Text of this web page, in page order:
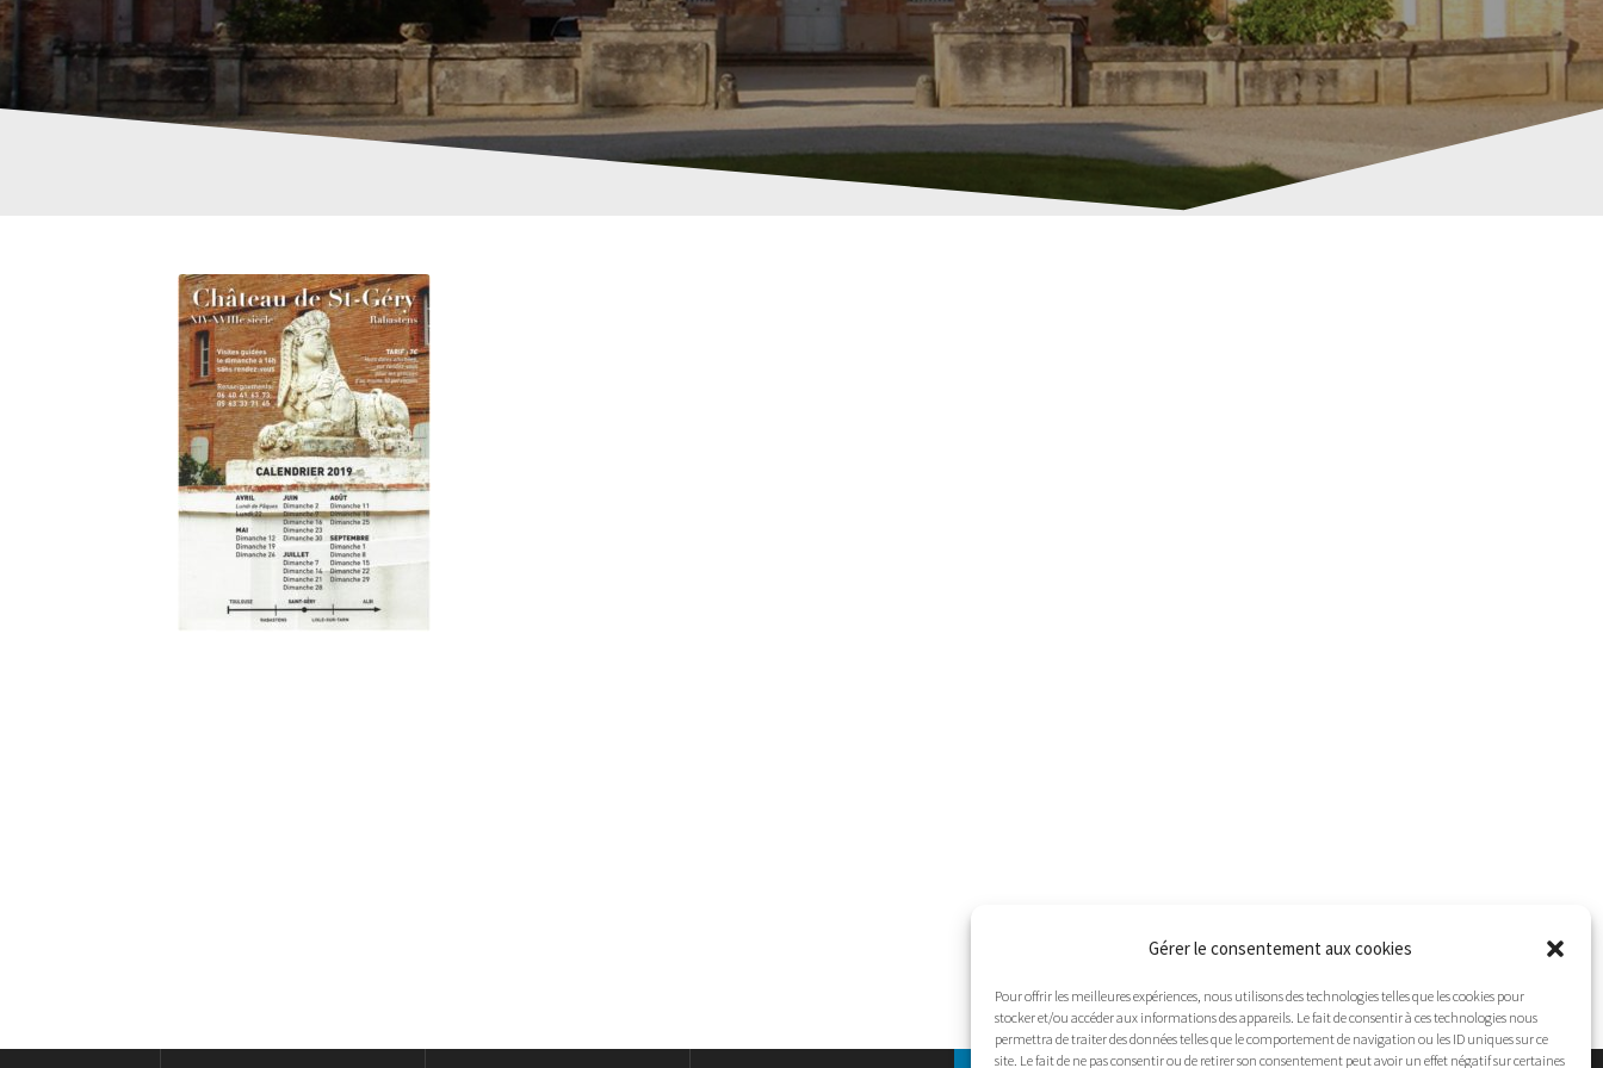
Gérer le consentement aux cookies
Pour offrir les meilleures expériences, nous utilisons des technologies telles que les cookies pour
stocker et/ou accéder aux informations des appareils. Le fait de consentir à ces technologies nous
permettra de traiter des données telles que le comportement de navigation ou les ID uniques sur ce
site. Le fait de ne pas consentir ou de retirer son consentement peut avoir un effet négatif sur certaines